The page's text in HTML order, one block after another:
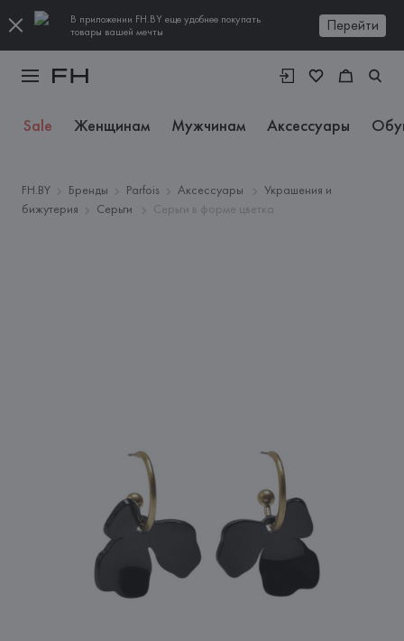
В приложении FH.BY еще удобнее покупать
товары вашей мечты
Перейти
Sale Женщинам Мужчинам Аксессуары
FH.BY Бренды Parfois Аксессуары
Украшения и
бижутерия
Серьги Серьги в форме цветка